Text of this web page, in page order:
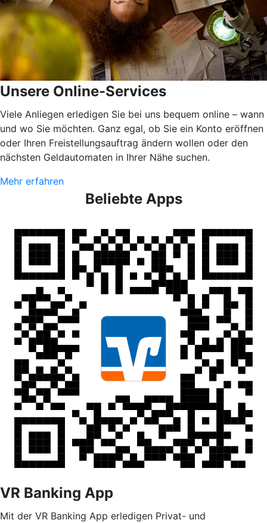
Unsere Online-Services
Viele Anliegen erledigen Sie bei uns bequem online – wann
und wo Sie möchten. Ganz egal, ob Sie ein Konto eröffnen
oder Ihren Freistellungsauftrag ändern wollen oder den
nächsten Geldautomaten in Ihrer Nähe suchen.
Mehr erfahren
Beliebte Apps
VR Banking App
Mit der VR Banking App erledigen Privat- und